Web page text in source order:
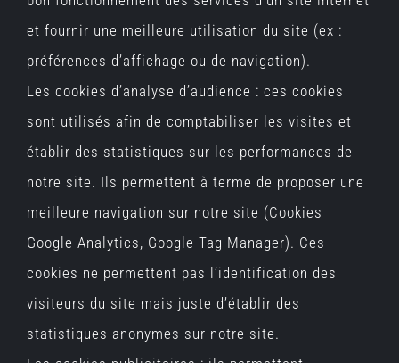
et fournir une meilleure utilisation du site (ex :
préférences d’affichage ou de navigation).
Les cookies d’analyse d’audience : ces cookies
sont utilisés afin de comptabiliser les visites et
établir des statistiques sur les performances de
notre site. Ils permettent à terme de proposer une
meilleure navigation sur notre site (Cookies
Google Analytics, Google Tag Manager). Ces
cookies ne permettent pas l’identification des
visiteurs du site mais juste d’établir des
statistiques anonymes sur notre site.